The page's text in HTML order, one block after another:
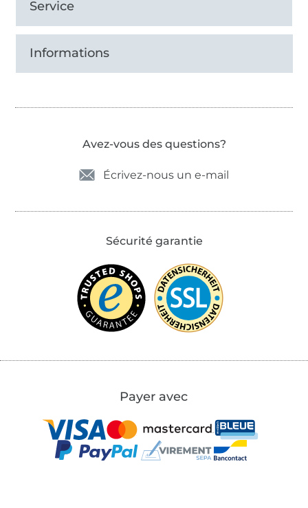
Service
Informations
Avez-vous des questions?
Écrivez-nous un e-mail
Sécurité garantie
Payer avec